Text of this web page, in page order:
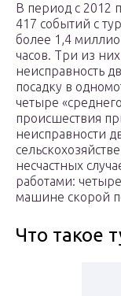
В период с 2012
417 событий с
более 1,4
часов. Три из
неисправность
посадку в
четыре
происшествия
неисправности
несчастных
работами:
машине скорой
Что такое